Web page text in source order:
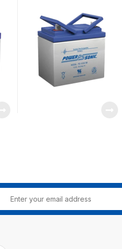
Incendio, Control de
Acceso, Intrusión y
Videovigilancia